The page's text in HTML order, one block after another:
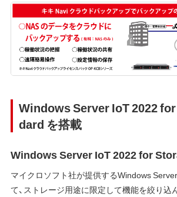
Windows Server IoT 2022
dard を搭載
Windows Server IoT 2022 for
マイクロソフト社が提供するWindows
て、ストレージ用途に限定して機能を絞り込